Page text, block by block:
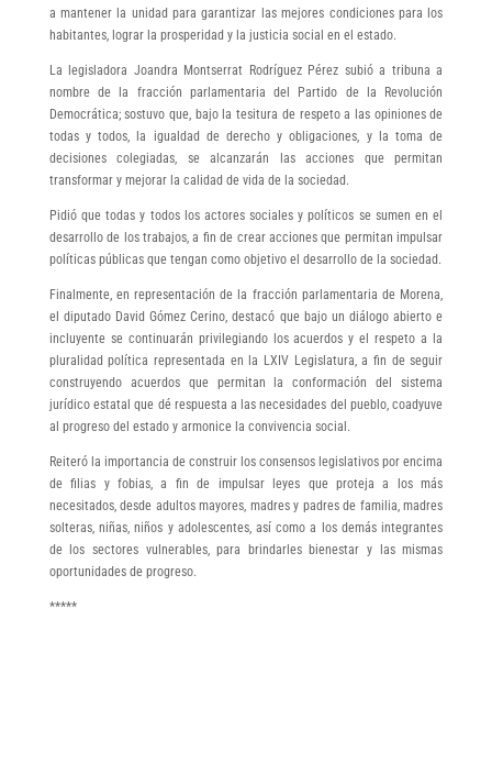
a mantener la unidad para garantizar las mejores condiciones para los
habitantes, lograr la prosperidad y la justicia social en el estado.
La legisladora Joandra Montserrat Rodríguez Pérez subió a tribuna a
nombre de la fracción parlamentaria del Partido de la Revolución
Democrática; sostuvo que, bajo la tesitura de respeto a las opiniones de
todas y todos, la igualdad de derecho y obligaciones, y la toma de
decisiones colegiadas, se alcanzarán las acciones que permitan
transformar y mejorar la calidad de vida de la sociedad.
Pidió que todas y todos los actores sociales y políticos se sumen en el
desarrollo de los trabajos, a fin de crear acciones que permitan impulsar
políticas públicas que tengan como objetivo el desarrollo de la sociedad.
Finalmente, en representación de la fracción parlamentaria de Morena,
el diputado David Gómez Cerino, destacó que bajo un diálogo abierto e
incluyente se continuarán privilegiando los acuerdos y el respeto a la
pluralidad política representada en la LXIV Legislatura, a fin de seguir
construyendo acuerdos que permitan la conformación del sistema
jurídico estatal que dé respuesta a las necesidades del pueblo, coadyuve
al progreso del estado y armonice la convivencia social.
Reiteró la importancia de construir los consensos legislativos por encima
de filias y fobias, a fin de impulsar leyes que proteja a los más
necesitados, desde adultos mayores, madres y padres de familia, madres
solteras, niñas, niños y adolescentes, así como a los demás integrantes
de los sectores vulnerables, para brindarles bienestar y las mismas
oportunidades de progreso.
*****